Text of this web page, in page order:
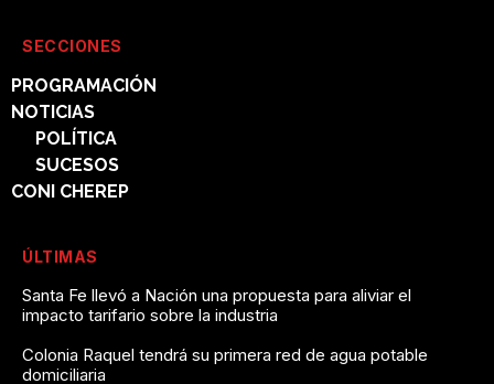
SECCIONES
PROGRAMACIÓN
NOTICIAS
POLÍTICA
SUCESOS
CONI CHEREP
ÚLTIMAS
Santa Fe llevó a Nación una propuesta para aliviar el
impacto tarifario sobre la industria
Colonia Raquel tendrá su primera red de agua potable
domiciliaria